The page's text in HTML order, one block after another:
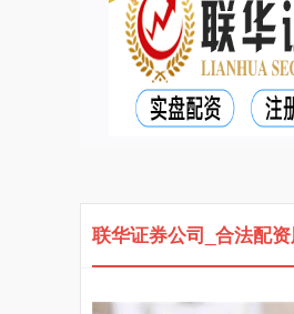
联华证券公司_合法配